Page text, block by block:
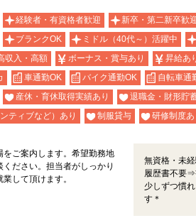
経験者・有資格者歓迎 新卒・第二新卒歓
ブランクOK ミドル（40代～）活躍中
収入・高額 ボーナス・賞与あり 昇給あ
車通勤OK バイク通勤OK 自転車通
産休・育休取得実績あり
退職金・財形貯
ティブなど）あり
制服貸与 研修制度あ
ご案内します。希望勤務地
ださい。担当者がしっかり
して頂けます。
無資格・未
履歴書不要⇒
少しずつ慣
す＊